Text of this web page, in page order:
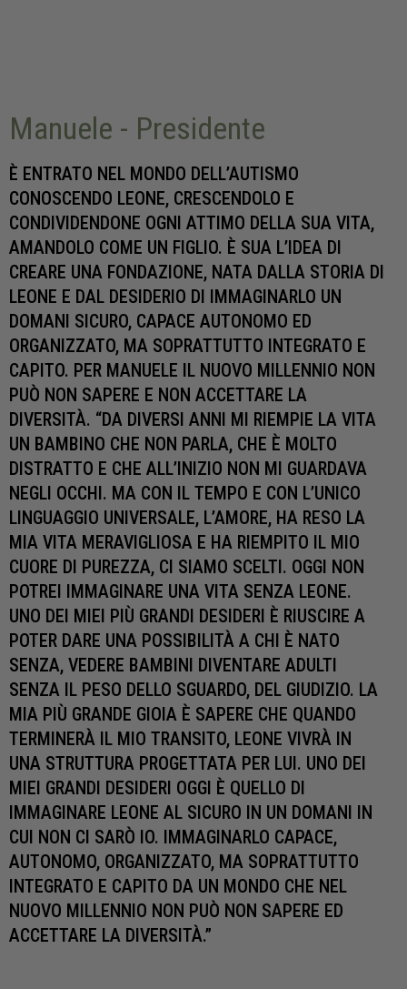
Manuele - Presidente
È ENTRATO NEL MONDO DELL’AUTISMO
CONOSCENDO LEONE, CRESCENDOLO E
CONDIVIDENDONE OGNI ATTIMO DELLA SUA VITA,
AMANDOLO COME UN FIGLIO. È SUA L’IDEA DI
CREARE UNA FONDAZIONE, NATA DALLA STORIA DI
LEONE E DAL DESIDERIO DI IMMAGINARLO UN
DOMANI SICURO, CAPACE AUTONOMO ED
ORGANIZZATO, MA SOPRATTUTTO INTEGRATO E
CAPITO. PER MANUELE IL NUOVO MILLENNIO NON
PUÒ NON SAPERE E NON ACCETTARE LA
DIVERSITÀ. “DA DIVERSI ANNI MI RIEMPIE LA VITA
UN BAMBINO CHE NON PARLA, CHE È MOLTO
DISTRATTO E CHE ALL’INIZIO NON MI GUARDAVA
NEGLI OCCHI. MA CON IL TEMPO E CON L’UNICO
LINGUAGGIO UNIVERSALE, L’AMORE, HA RESO LA
MIA VITA MERAVIGLIOSA E HA RIEMPITO IL MIO
CUORE DI PUREZZA, CI SIAMO SCELTI. OGGI NON
POTREI IMMAGINARE UNA VITA SENZA LEONE.
UNO DEI MIEI PIÙ GRANDI DESIDERI È RIUSCIRE A
POTER DARE UNA POSSIBILITÀ A CHI È NATO
SENZA, VEDERE BAMBINI DIVENTARE ADULTI
SENZA IL PESO DELLO SGUARDO, DEL GIUDIZIO. LA
MIA PIÙ GRANDE GIOIA È SAPERE CHE QUANDO
TERMINERÀ IL MIO TRANSITO, LEONE VIVRÀ IN
UNA STRUTTURA PROGETTATA PER LUI. UNO DEI
MIEI GRANDI DESIDERI OGGI È QUELLO DI
IMMAGINARE LEONE AL SICURO IN UN DOMANI IN
CUI NON CI SARÒ IO. IMMAGINARLO CAPACE,
AUTONOMO, ORGANIZZATO, MA SOPRATTUTTO
INTEGRATO E CAPITO DA UN MONDO CHE NEL
NUOVO MILLENNIO NON PUÒ NON SAPERE ED
ACCETTARE LA DIVERSITÀ.”